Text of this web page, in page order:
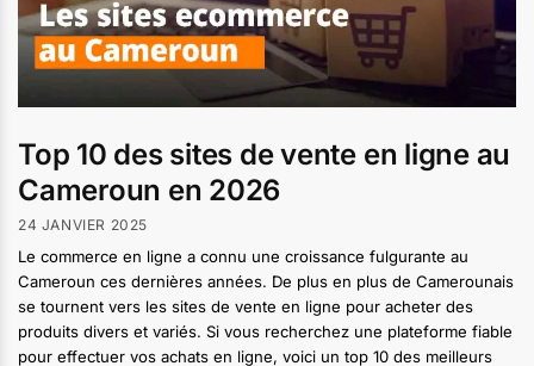
Top 10 des sites de vente en ligne au
Cameroun en 2026
24 JANVIER 2025
Le commerce en ligne a connu une croissance fulgurante au
Cameroun ces dernières années. De plus en plus de Camerounais
se tournent vers les sites de vente en ligne pour acheter des
produits divers et variés. Si vous recherchez une plateforme fiable
pour effectuer vos achats en ligne, voici un top 10 des meilleurs